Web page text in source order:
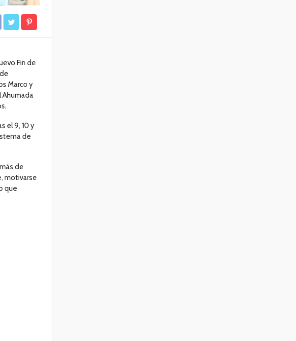
Fin de
Marco y
Ahumada
el 9, 10 y
de
de
motivarse
que